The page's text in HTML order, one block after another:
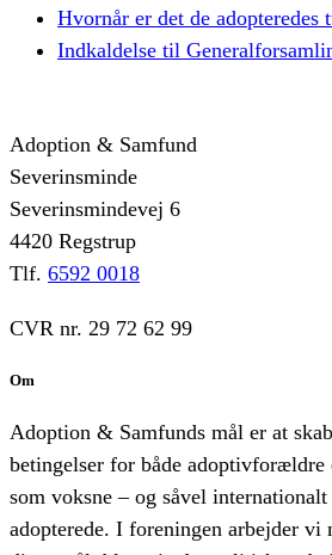
Hvornår er det de adopteredes
Indkaldelse til
Adoption & Samfund
Severinsminde
Severinsmindevej 6
4420 Regstrup
Tlf. 6592 0018
CVR nr. 29 72 62 99
Om
Adoption & Samfunds mål er at
betingelser for både adoptivforældre
som voksne – og såvel
adopterede. I foreningen arbejder vi